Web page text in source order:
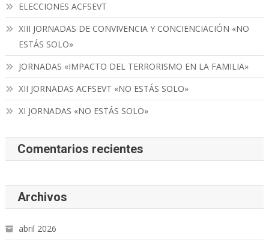
ELECCIONES ACFSEVT
XIII JORNADAS DE CONVIVENCIA Y CONCIENCIACIÓN «NO
ESTÁS SOLO»
JORNADAS «IMPACTO DEL TERRORISMO EN LA FAMILIA»
XII JORNADAS ACFSEVT «NO ESTÁS SOLO»
XI JORNADAS «NO ESTÁS SOLO»
Comentarios recientes
Archivos
abril 2026